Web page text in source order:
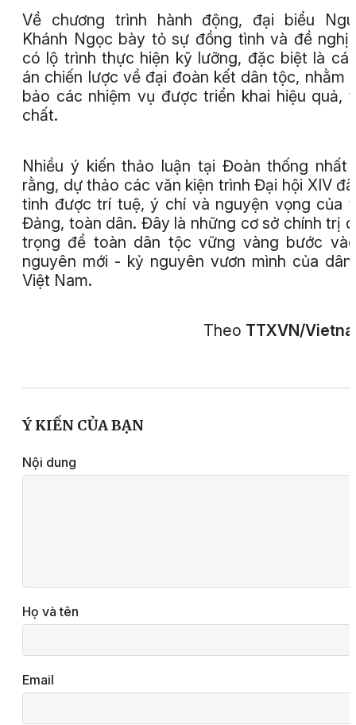
Về chương trình hành động, đại biểu
Khánh Ngọc bày tỏ sự đồng tình và đề nghị
có lộ trình thực hiện kỹ lưỡng, đặc biệt là
án chiến lược về đại đoàn kết dân tộc, nhằm
bảo các nhiệm vụ được triển khai hiệu quả,
chất.
Nhiều ý kiến thảo luận tại Đoàn thống nhất
rằng, dự thảo các văn kiện trình Đại hội XIV
tinh được trí tuệ, ý chí và nguyện vọng của
Đảng, toàn dân. Đây là những cơ sở chính trị
trọng để toàn dân tộc vững vàng bước
nguyên mới - kỷ nguyên vươn mình của
Việt Nam.
Theo TTXVN/
Ý KIẾN CỦA BẠN
Nội dung
Họ và tên
Email